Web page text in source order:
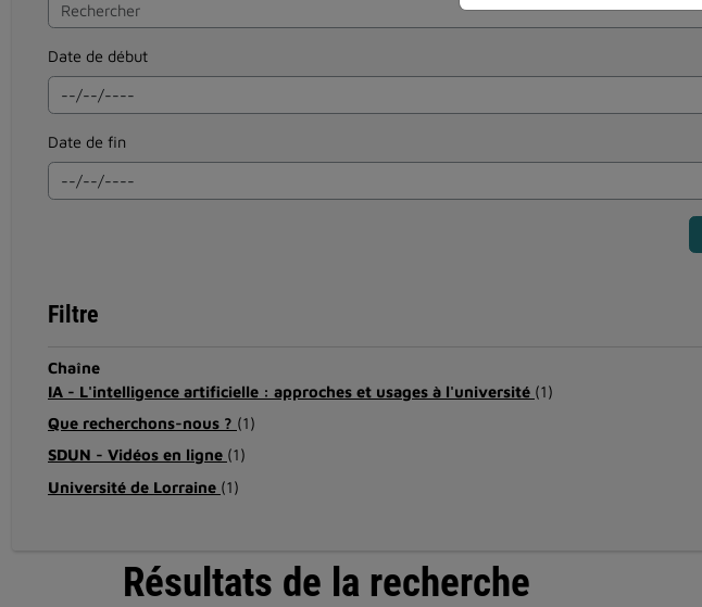
Date de début
Date de fin
Filtre
Chaîne
IA - L'intelligence artificielle : approches et usages à l'université (1)
Que recherchons-nous ? (1)
SDUN - Vidéos en ligne (1)
Université de Lorraine (1)
Résultats de la recherche